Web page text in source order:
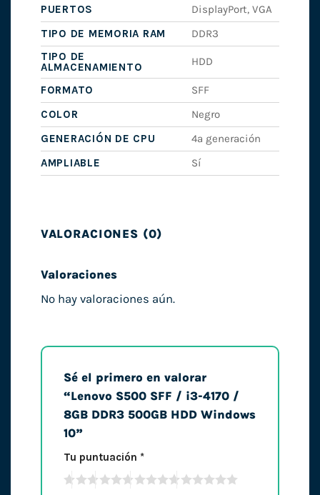
PUERTOS
DisplayPort, VGA
TIPO DE MEMORIA RAM
DDR3
TIPO DE
ALMACENAMIENTO
HDD
FORMATO
SFF
COLOR
Negro
GENERACIÓN DE CPU
4ª generación
AMPLIABLE
Sí
VALORACIONES (0)
Valoraciones
No hay valoraciones aún.
Sé el primero en valorar
“Lenovo S500 SFF / i3-4170 /
8GB DDR3 500GB HDD Windows
10”
Tu puntuación *